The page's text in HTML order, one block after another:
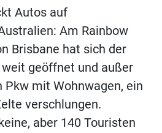
Autos auf
Am Rainbow
Brisbane hat sich der
geöffnet und außer
Pkw mit Wohnwagen, ein
verschlungen.
aber 140 Touristen